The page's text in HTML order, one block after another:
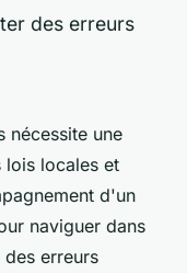
des erreurs
nécessite une
lois locales et
d'un
naviguer dans
erreurs